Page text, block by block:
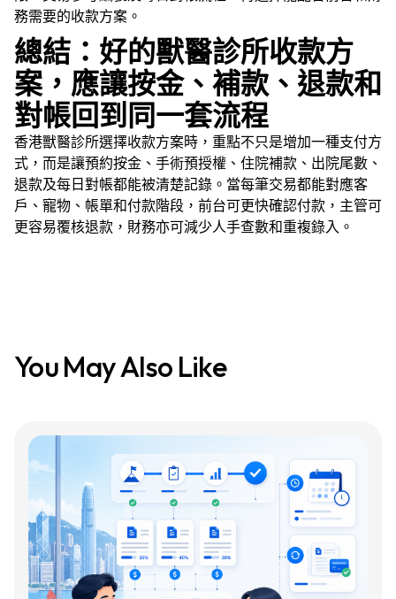
務需要的收款方案。
總結：好的獸醫診所收款方
案，應讓按金、補款、退款和
對帳回到同一套流程
香港獸醫診所選擇收款方案時，重點不只是增加一種支付方
式，而是讓預約按金、手術預授權、住院補款、出院尾數、
退款及每日對帳都能被清楚記錄。當每筆交易都能對應客
戶、寵物、帳單和付款階段，前台可更快確認付款，主管可
更容易覆核退款，財務亦可減少人手查數和重複錄入。
You May Also Like